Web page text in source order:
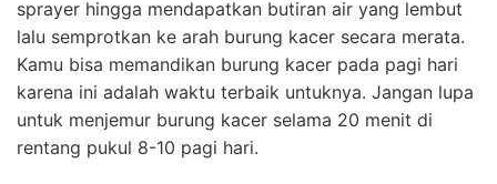
sprayer hingga mendapatkan butiran air yang lembut
lalu semprotkan ke arah burung kacer secara merata.
Kamu bisa memandikan burung kacer pada pagi hari
karena ini adalah waktu terbaik untuknya. Jangan lupa
untuk menjemur burung kacer selama 20 menit di
rentang pukul 8-10 pagi hari.